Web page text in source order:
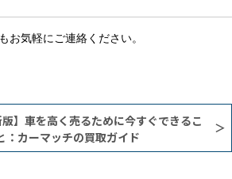
気軽にご連絡ください。
版】車を高く売るために今すぐできるこ
：カーマッチの買取ガイド